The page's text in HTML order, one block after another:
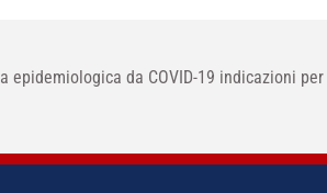
epidemiologica da COVID-19 indicazioni